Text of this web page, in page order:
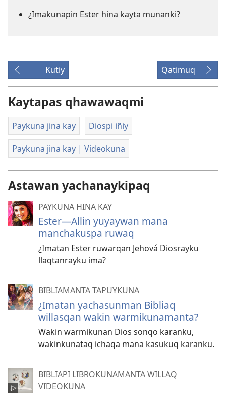
¿Imakunapin Ester hina kayta munanki?
Kutiy Qatimuq
Kaytapas qhawawaqmi
Paykuna jina kay Diospi iñiy
Paykuna jina kay | Videokuna
Astawan yachanaykipaq
PAYKUNA HINA KAY
Ester—Allin yuyaywan mana
manchakuspa ruwaq
¿Imatan Ester ruwarqan Jehová Diosrayku
llaqtanrayku ima?
BIBLIAMANTA TAPUYKUNA
¿Imatan yachasunman Bibliaq
willasqan wakin warmikunamanta?
Wakin warmikunan Dios sonqo karanku,
wakinkunataq ichaqa mana kasukuq karanku.
BIBLIAPI LIBROKUNAMANTA WILLAQ
VIDEOKUNA